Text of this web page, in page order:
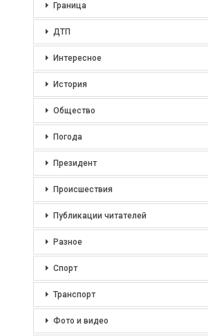
Граница
ДТП
Интересное
История
Общество
Погода
Президент
Происшествия
Публикации читателей
Разное
Спорт
Транспорт
Фото и видео